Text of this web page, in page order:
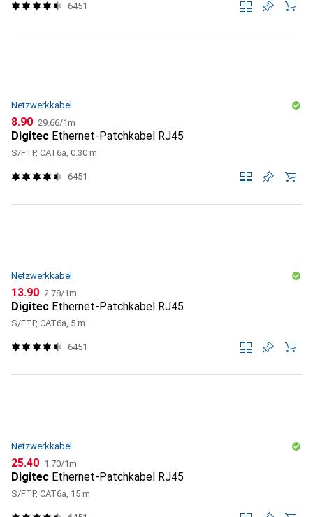
6451
Netzwerkkabel
CHF
8.90 CHF
29.66/1m
Digitec Ethernet-Patchkabel RJ45
S/FTP, CAT6a, 0.30 m
6451
Netzwerkkabel
CHF
13.90 CHF
2.78/1m
Digitec Ethernet-Patchkabel RJ45
S/FTP, CAT6a, 5 m
6451
Netzwerkkabel
CHF
25.40 CHF
1.70/1m
Digitec Ethernet-Patchkabel RJ45
S/FTP, CAT6a, 15 m